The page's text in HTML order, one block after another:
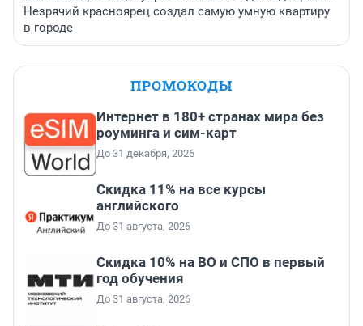
Незрячий красноярец создал самую умную квартиру
в городе
ПРОМОКОДЫ
Интернет в 180+ странах мира без
роуминга и сим-карт
До 31 декабря, 2026
Скидка 11% на все курсы
английского
До 31 августа, 2026
Скидка 10% на ВО и СПО в первый
год обучения
До 31 августа, 2026